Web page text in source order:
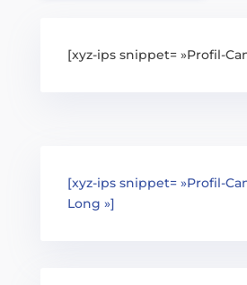
[xyz-ips snippet= »Profil-
[xyz-ips snippet= »Profil-
Long »]